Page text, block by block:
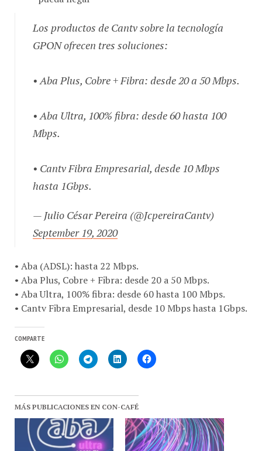
Los productos de Cantv sobre la tecnología
GPON ofrecen tres soluciones:
• Aba Plus, Cobre + Fibra: desde 20 a 50 Mbps.
• Aba Ultra, 100% fibra: desde 60 hasta 100
Mbps.
• Cantv Fibra Empresarial, desde 10 Mbps
hasta 1Gbps.
— Julio César Pereira (@JcpereiraCantv)
September 19, 2020
• Aba (ADSL): hasta 22 Mbps.
• Aba Plus, Cobre + Fibra: desde 20 a 50 Mbps.
• Aba Ultra, 100% fibra: desde 60 hasta 100 Mbps.
• Cantv Fibra Empresarial, desde 10 Mbps hasta 1Gbps.
MÁS PUBLICACIONES EN CON-CAFÉ